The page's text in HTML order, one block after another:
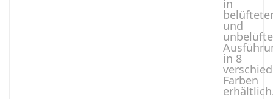
in
und
in 8
Farben